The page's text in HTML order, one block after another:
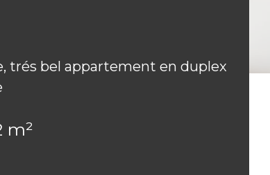
trés bel appartement en duplex
m²